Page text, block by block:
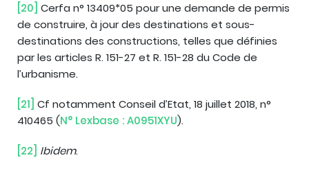
[20] Cerfa n° 13409*05 pour une demande de permis
de construire, à jour des destinations et sous-
destinations des constructions, telles que définies
par les articles R. 151-27 et R. 151-28 du Code de
l’urbanisme.
[21] Cf notamment Conseil d’Etat, 18 juillet 2018, n°
410465 (N° Lexbase : A0951XYU).
[22] Ibidem.